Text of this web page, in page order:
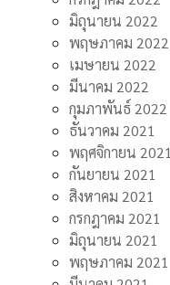
มิถุนายน 2022
พฤษภาคม 2022
เมษายน 2022
มีนาคม 2022
กุมภาพันธ์ 2022
ธันวาคม 2021
พฤศจิกายน 2021
กันยายน 2021
สิงหาคม 2021
กรกฎาคม 2021
มิถุนายน 2021
พฤษภาคม 2021